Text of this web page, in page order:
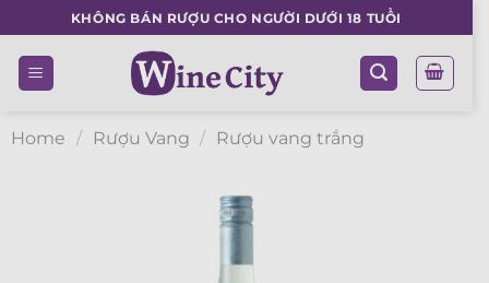
to
content
KHÔNG BÁN RƯỢU CHO NGƯỜI DƯỚI 18 TUỔI
Home / Rượu Vang / Rượu vang trắng